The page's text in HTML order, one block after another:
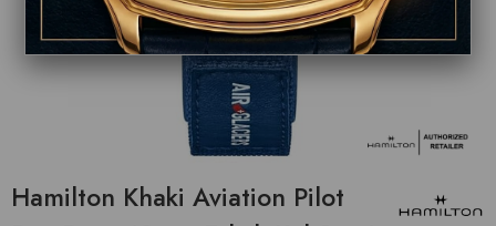
Hamilton Khaki Aviation Pilot